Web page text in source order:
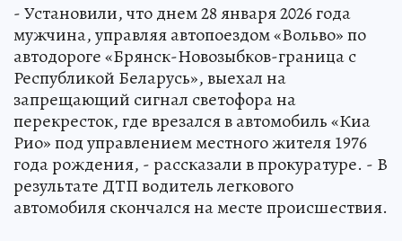
- Установили, что днем 28 января 2026 года
мужчина, управляя автопоездом «Вольво» по
автодороге «Брянск-Новозыбков-граница с
Республикой Беларусь», выехал на
запрещающий сигнал светофора на
перекресток, где врезался в автомобиль «Киа
Рио» под управлением местного жителя 1976
года рождения, - рассказали в прокуратуре. - В
результате ДТП водитель легкового
автомобиля скончался на месте происшествия.